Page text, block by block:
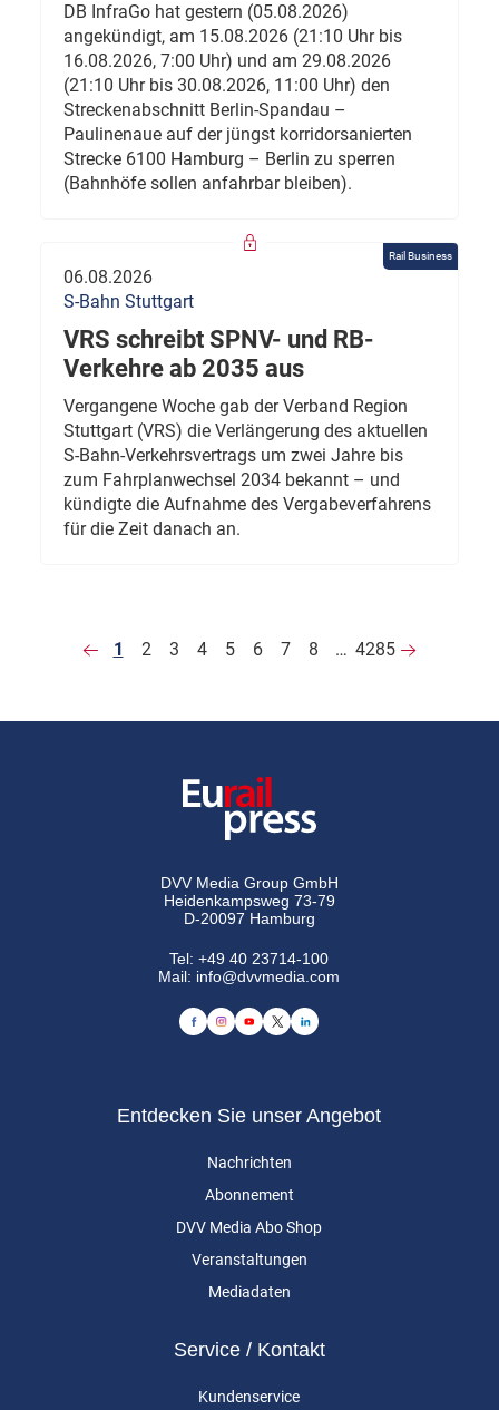
DB InfraGo hat gestern (05.08.2026)
angekündigt, am 15.08.2026 (21:10 Uhr bis
16.08.2026, 7:00 Uhr) und am 29.08.2026
(21:10 Uhr bis 30.08.2026, 11:00 Uhr) den
Streckenabschnitt Berlin-Spandau –
Paulinenaue auf der jüngst korridorsanierten
Strecke 6100 Hamburg – Berlin zu sperren
(Bahnhöfe sollen anfahrbar bleiben).
Rail Business
06.08.2026
S-Bahn Stuttgart
VRS schreibt SPNV- und RB-
Verkehre ab 2035 aus
Vergangene Woche gab der Verband Region
Stuttgart (VRS) die Verlängerung des aktuellen
S-Bahn-Verkehrsvertrags um zwei Jahre bis
zum Fahrplanwechsel 2034 bekannt – und
kündigte die Aufnahme des Vergabeverfahrens
für die Zeit danach an.
1 2 3 4 5 6 7 8 … 4285
DVV Media Group GmbH
Heidenkampsweg 73-79
D-20097 Hamburg
Tel:+49 40 23714-100
Mail: info@dvvmedia.com
Entdecken Sie unser Angebot
Nachrichten
Abonnement
DVV Media Abo Shop
Veranstaltungen
Mediadaten
Service / Kontakt
Kundenservice